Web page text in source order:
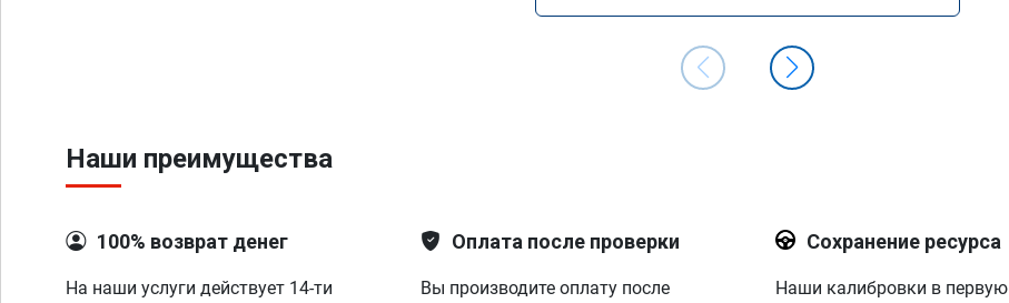
Наши преимущества
100% возврат денег
На наши услуги действует 14-ти
Оплата после проверки
Вы производите оплату после
Сохранение ресурса
Наши калибровки в первую